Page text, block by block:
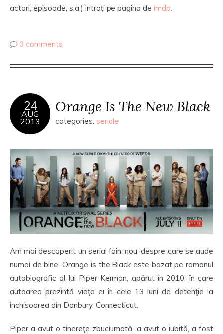
actori, episoade, s.a.) intraţi pe pagina de imdb.
0 comments
24
AUG
2013
Orange Is The New Black
categories: seriale
Am mai descoperit un serial fain, nou, despre care se aude
numai de bine. Orange is the Black este bazat pe romanul
autobiografic al lui Piper Kerman, apărut în 2010, în care
autoarea prezintă viaţa ei în cele 13 luni de detenţie la
închisoarea din Danbury, Connecticut.
Piper a avut o tinereţe zbuciumată, a avut o iubită, a fost